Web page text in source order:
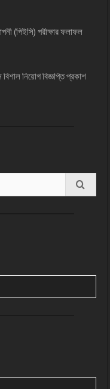
(পিইসি) পরীক্ষার ফলাফল
নিয়োগ বিজ্ঞপ্তি প্রকাশ